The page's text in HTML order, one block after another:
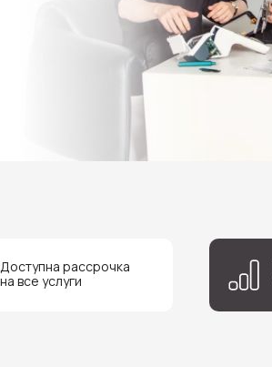
Доступна рассрочка
на все услуги